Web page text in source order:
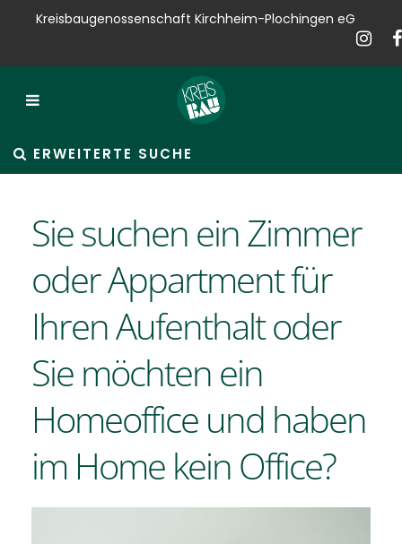
Bauen
Verwalten
Hausservice
Service
News
Kontakt
Kreisbaugenossenschaft Kirchheim-Plochingen eG
ERWEITERTE SUCHE
Sie suchen ein Zimmer
oder Appartment für
Ihren Aufenthalt oder
Sie möchten ein
Homeoffice und haben
im Home kein Office?